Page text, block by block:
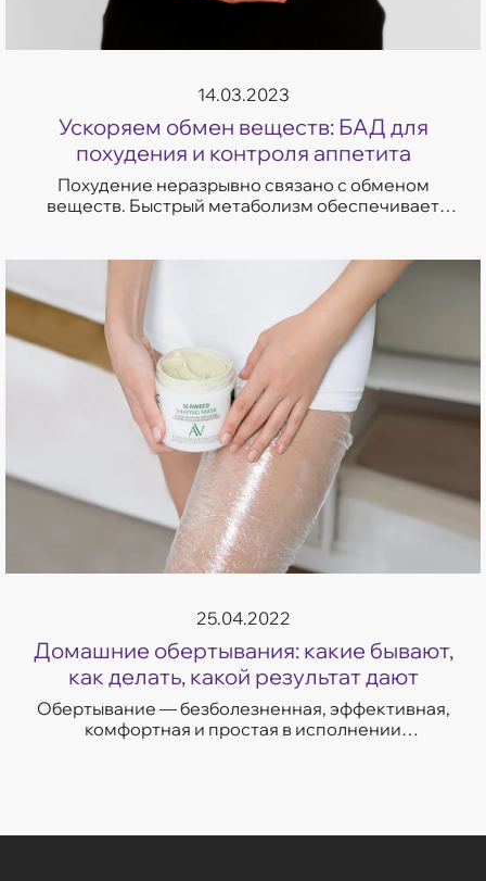
14.03.2023
Ускоряем обмен веществ: БАД для
похудения и контроля аппетита
Похудение неразрывно связано с обменом
веществ. Быстрый метаболизм обеспечивает
25.04.2022
Домашние обертывания: какие бывают,
как делать, какой результат дают
Обертывание — безболезненная, эффективная,
комфортная и простая в исполнении